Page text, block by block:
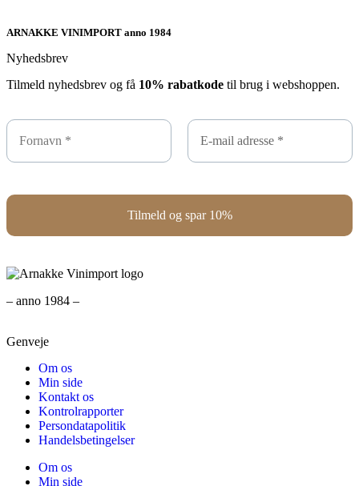
ARNAKKE VINIMPORT anno 1984
Nyhedsbrev
Tilmeld nyhedsbrev og få 10% rabatkode til brug i webshoppen.
– anno 1984 –
Genveje
Om os
Min side
Kontakt os
Kontrolrapporter
Persondatapolitik
Handelsbetingelser
Om os
Min side